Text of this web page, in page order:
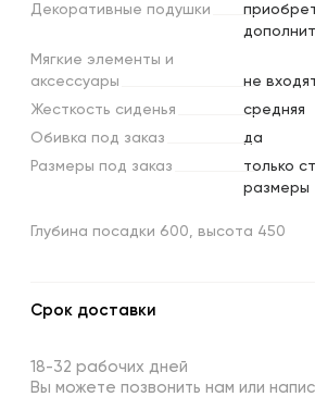
Декоративные подушки
Мягкие элементы и
аксессуары
не
Жесткость сиденья
средняя
Обивка под заказ
да
Размеры под заказ
только
размеры
Глубина посадки 600, высота 450
Срок доставки
18-32 рабочих дней
Вы можете позвонить нам или